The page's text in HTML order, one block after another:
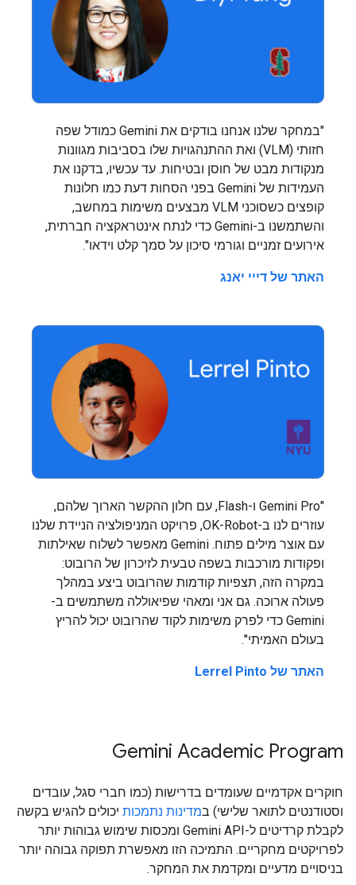
"במחקר שלנו אנחנו בודקים את Gemini כמודל שפה
חזותי (VLM) ואת ההתנהגויות שלו בסביבות מגוונות
מנקודות מבט של חוסן ובטיחות. עד עכשיו, בדקנו את
העמידות של Gemini בפני הסחות דעת כמו חלונות
קופצים כשסוכני VLM מבצעים משימות במחשב,
והשתמשנו ב-Gemini כדי לנתח אינטראקציה חברתית,
אירועים זמניים וגורמי סיכון על סמך קלט וידאו".
האתר של דייי יאנג
‫"Gemini Pro ו-Flash, עם חלון ההקשר הארוך שלהם,
עוזרים לנו ב-OK-Robot, פרויקט המניפולציה הניידת שלנו
עם אוצר מילים פתוח. ‫Gemini מאפשר לשלוח שאילתות
ופקודות מורכבות בשפה טבעית לזיכרון של הרובוט:
במקרה הזה, תצפיות קודמות שהרובוט ביצע במהלך
פעולה ארוכה. גם אני ומאהי שפיאוללה משתמשים ב-
Gemini כדי לפרק משימות לקוד שהרובוט יכול להריץ
בעולם האמיתי".
האתר של Lerrel Pinto
Gemini Academic Program
חוקרים אקדמיים שעומדים בדרישות (כמו חברי סגל, עובדים
וסטודנטים לתואר שלישי) במדינות נתמכות יכולים להגיש בקשה
לקבלת קרדיטים ל-Gemini API ומכסות שימוש גבוהות יותר
לפרויקטים מחקריים. התמיכה הזו מאפשרת תפוקה גבוהה יותר
בניסויים מדעיים ומקדמת את המחקר.